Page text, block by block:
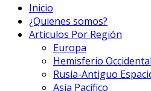
Inicio
¿Quienes somos?
Articulos Por Región
Europa
Hemisferio Occidental
Rusia-Antiguo
Asia Pacífico